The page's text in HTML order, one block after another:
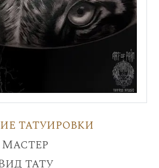
татуировки
Мастер
тату